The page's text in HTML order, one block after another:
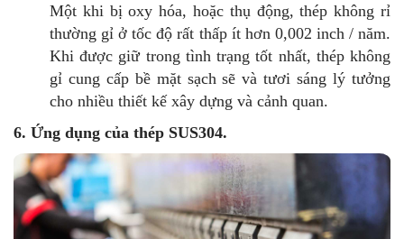
Một khi bị oxy hóa, hoặc thụ động, thép không rỉ
thường gỉ ở tốc độ rất thấp ít hơn 0,002 inch / năm.
Khi được giữ trong tình trạng tốt nhất, thép không
gỉ cung cấp bề mặt sạch sẽ và tươi sáng lý tưởng
cho nhiều thiết kế xây dựng và cảnh quan.
6. Ứng dụng của thép SUS304.